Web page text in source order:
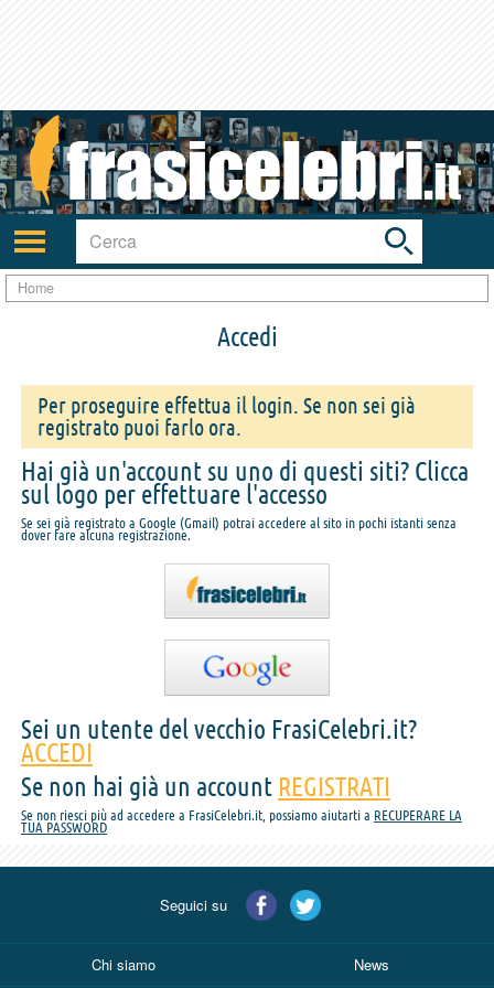
Attiva/disattiva
navigazione
Toggle
search
bar
Home
Accedi
Per proseguire effettua il login. Se non sei già
registrato puoi farlo ora.
Hai già un'account su uno di questi siti? Clicca
sul logo per effettuare l'accesso
Se sei già registrato a Google (Gmail) potrai accedere al sito in pochi istanti senza
dover fare alcuna registrazione.
Sei un utente del vecchio FrasiCelebri.it?
ACCEDI
Se non hai già un account REGISTRATI
Se non riesci più ad accedere a FrasiCelebri.it, possiamo aiutarti a RECUPERARE LA
TUA PASSWORD
Seguici su
Chi siamo News